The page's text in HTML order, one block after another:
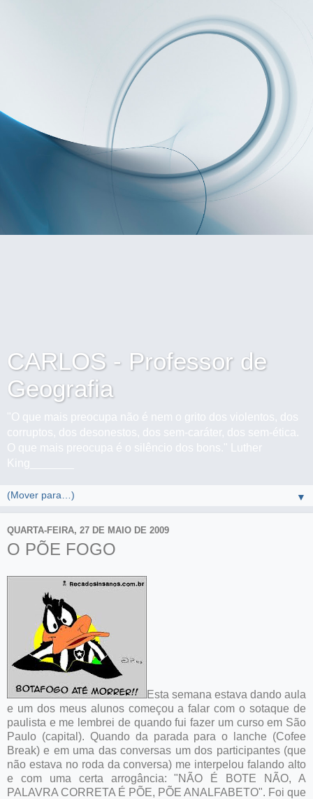
CARLOS - Professor de
Geografia
"O que mais preocupa não é nem o grito dos violentos, dos
corruptos, dos desonestos, dos sem-caráter, dos sem-ética.
O que mais preocupa é o silêncio dos bons." Luther
King_______
▼
QUARTA-FEIRA, 27 DE MAIO DE 2009
O PÕE FOGO
Esta semana estava dando aula
e um dos meus alunos começou a falar com o sotaque de
paulista e me lembrei de quando fui fazer um curso em São
Paulo (capital). Quando da parada para o lanche (Cofee
Break) e em uma das conversas um dos participantes (que
não estava no roda da conversa) me interpelou falando alto
e com uma certa arrogância: "NÃO É BOTE NÃO, A
PALAVRA CORRETA É PÕE, PÕE ANALFABETO". Foi que